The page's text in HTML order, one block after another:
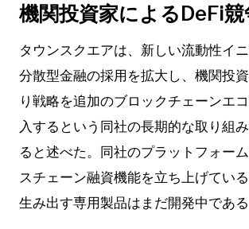
機関投資家によるDeFi
タウンスクエアは、新しい流動性イニ
分散型金融の採用を拡大し、機関投
り戦略を追加のブロックチェーンエ
入するという同社の長期的な取り組
ると述べた。同社のプラットフォー
スチェーン融資機能を立ち上げてい
生み出す専用製品はまだ開発中である